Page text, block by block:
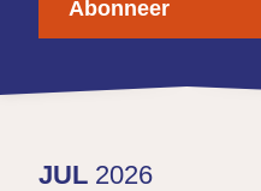
Abonneer
JUL 2026